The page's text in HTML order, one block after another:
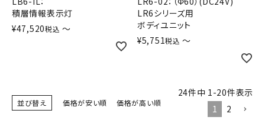
積層情報表示灯
¥47,520税込 〜
LR6シリーズ用
ボディユニット
¥5,751税込 〜
並び替え 価格が安い順 価格が高い順
24件中 1 -20件表示
1
2